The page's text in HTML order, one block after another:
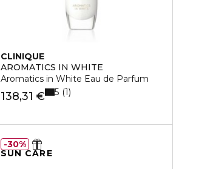
CLINIQUE
AROMATICS IN WHITE
Aromatics in White Eau de Parfum
138,31 € 5 1
SUN CARE
30%